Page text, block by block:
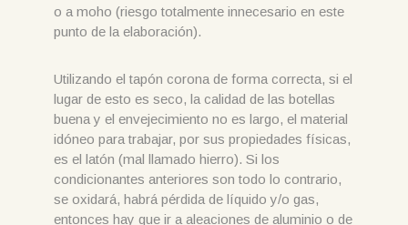
o a moho (riesgo totalmente innecesario en este
punto de la elaboración).
Utilizando el tapón corona de forma correcta, si el
lugar de esto es seco, la calidad de las botellas
buena y el envejecimiento no es largo, el material
idóneo para trabajar, por sus propiedades físicas,
es el latón (mal llamado hierro). Si los
condicionantes anteriores son todo lo contrario,
se oxidará, habrá pérdida de líquido y/o gas,
entonces hay que ir a aleaciones de aluminio o de